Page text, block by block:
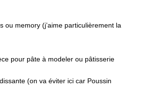
ou memory (j’aime particulièrement la
pour pâte à modeler ou pâtisserie
(on va éviter ici car Poussin